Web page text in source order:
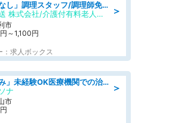
＞
「残業ほぼなし」調理スタッフ/調理師免許必須/正職員/日勤のみ/介護付き有料老人ホーム/社会保障完備
群馬郵便逓送 株式会社/介護付有料老人ホーム ふる里
市
～1,100円
：求人ボックス
＞
「土日祝休み」未経験OK医療機関での治験コーディネーターのお仕事
ナ
市